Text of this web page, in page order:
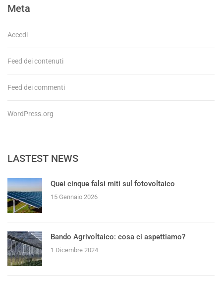
Meta
Accedi
Feed dei contenuti
Feed dei commenti
WordPress.org
LASTEST NEWS
Quei cinque falsi miti sul fotovoltaico
15 Gennaio 2026
Bando Agrivoltaico: cosa ci aspettiamo?
1 Dicembre 2024